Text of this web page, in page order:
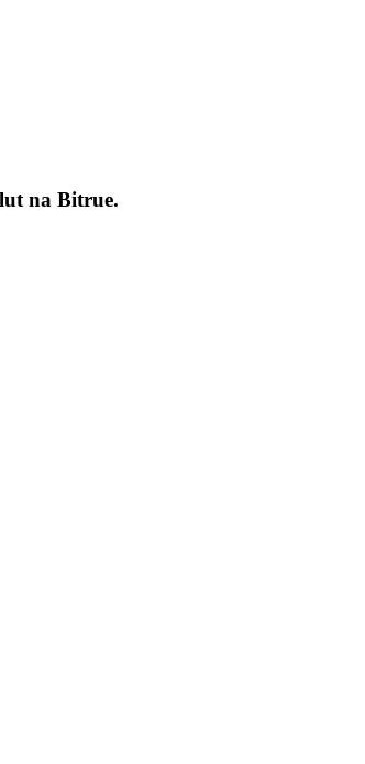
na Bitrue.